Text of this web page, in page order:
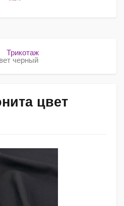
Трикотаж
черный
цвет